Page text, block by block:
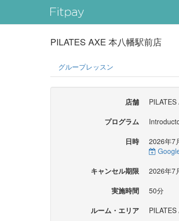
PILATES AXE 本八幡駅前店
グループレッスン
店舗
プログラム
日時
2026年7
キャンセル期限
2026年7
実施時間
50分
ルーム・エリア
PILATES